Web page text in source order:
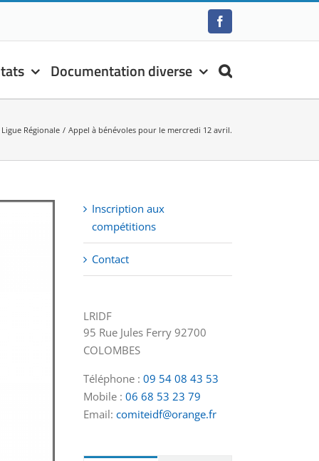
Facebook
Documentation diverse
Régionale Appel à bénévoles pour le mercredi 12 avril.
Inscription aux
compétitions
Contact
LRIDF
95 Rue Jules Ferry 92700
COLOMBES
Téléphone : 09 54 08 43 53
Mobile : 06 68 53 23 79
Email: comiteidf@orange.fr